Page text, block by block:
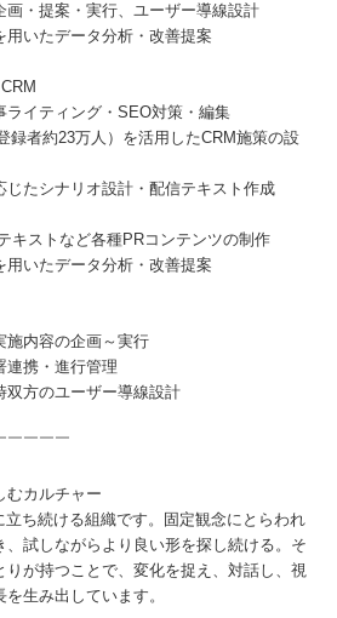
画・提案・実行、ユーザー導線設計
用いたデータ分析・改善提案
ライティング・SEO対策・編集
録者約23万人）を活用したCRM施策の設
じたシナリオ設計・配信テキスト作成
キストなど各種PRコンテンツの制作
用いたデータ分析・改善提案
施内容の企画～実行
連携・進行管理
双方のユーザー導線設計
￣￣￣￣
むカルチャー
ち続ける組織です。固定観念にとらわれ
試しながらより良い形を探し続ける。そ
りが持つことで、変化を捉え、対話し、視
生み出しています。